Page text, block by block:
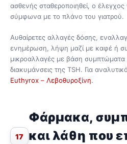
ασθενής σταθεροποιηθεί, ο έλεγχος
σύμφωνα με το πλάνο του γιατρού.
Αυθαίρετες αλλαγές δόσης,
ενημέρωση, λήψη μαζί με καφέ ή
μικροαλλαγές με βάση
διακυμάνσεις της TSH. Για
Euthyrox – Λεβοθυροξίνη.
17
Φάρμακα,
και λάθη που